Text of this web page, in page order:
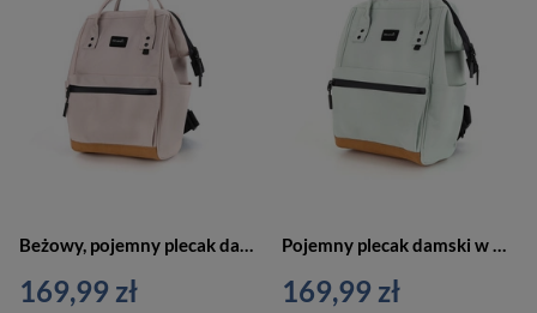
Beżowy, pojemny plecak damski zamykany suwakiem - Himawari
169,99 zł
Pojemny plecak damski w miętowym kolorze zamykany suwakiem - Himawari
169,99 zł